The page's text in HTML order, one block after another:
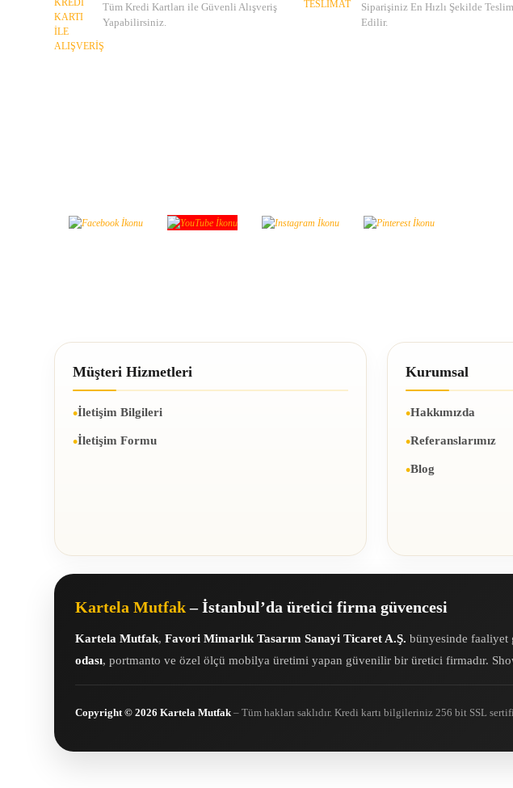
Tüm Kredi Kartları ile Güvenli Alışveriş
Yapabilirsiniz.
Siparişiniz En Hızlı Şekilde Teslim
Edilir.
Müşteri Hizmetleri
İletişim Bilgileri
İletişim Formu
Kurumsal
Hakkımızda
Referanslarımız
Blog
Kartela Mutfak– İstanbul’da üretici firma güvencesi
Kartela Mutfak, Favori Mimarlık Tasarım Sanayi Ticaret A.Ş. bünyesinde faaliyet
odası, portmanto ve özel ölçü mobilya üretimi yapan güvenilir bir üretici firmadır.
Copyright © 2026 Kartela Mutfak – Tüm hakları saklıdır. Kredi kartı bilgileriniz 256 bit SSL